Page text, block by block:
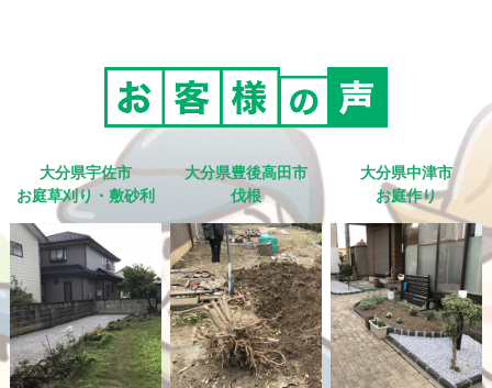
大分県宇佐市
お庭草刈り・敷砂利
大分県豊後高田市
伐根
大分県中津市
お庭作り